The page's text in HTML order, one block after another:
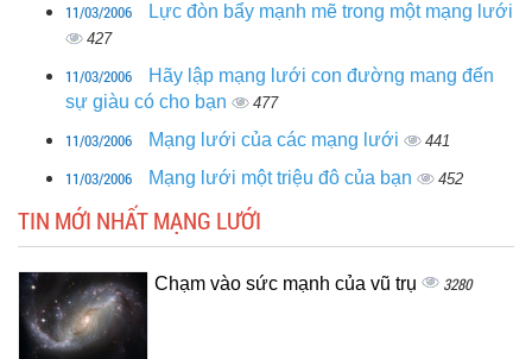
11/03/2006 Lực đòn bẩy mạnh mẽ trong một mạng lưới
427
11/03/2006
Hãy lập mạng lưới con đường mang đến
sự giàu có cho bạn
477
11/03/2006 Mạng lưới của các mạng lưới 441
11/03/2006 Mạng lưới một triệu đô của bạn 452
TIN MỚI NHẤT MẠNG LƯỚI
Chạm vào sức mạnh của vũ trụ 3280